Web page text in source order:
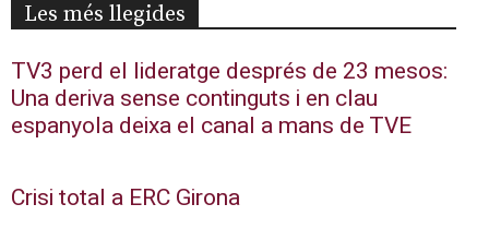
Les més llegides
TV3 perd el lideratge després de 23 mesos:
Una deriva sense continguts i en clau
espanyola deixa el canal a mans de TVE
Crisi total a ERC Girona